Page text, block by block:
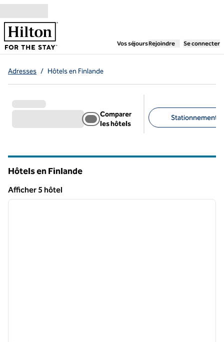
Aller directement au contenu
Vos séjours,ouvre un nouvel
Rejoindre Se connecter
Adresses / Hôtels en Finlande
Comparer
les hôtels
Stationnement
Hôtels en Finlande
Afficher 5 hôtel
Afficher 5 hôtel
1 sur 12